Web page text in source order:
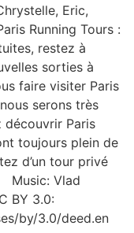
Eric,
Running Tours :
restez à
sorties à
faire visiter Paris
serons très
découvrir Paris
toujours plein de
d’un tour privé
Music: Vlad
BY 3.0:
by/3.0/deed.en